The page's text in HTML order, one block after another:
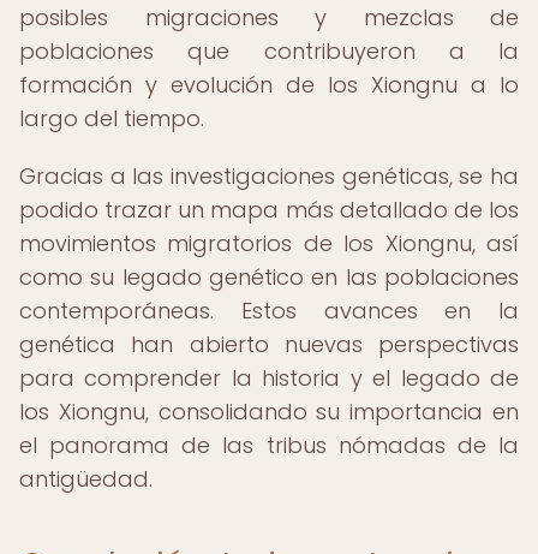
posibles migraciones y mezclas de
poblaciones que contribuyeron a la
formación y evolución de los Xiongnu a lo
largo del tiempo.
Gracias a las investigaciones genéticas, se ha
podido trazar un mapa más detallado de los
movimientos migratorios de los Xiongnu, así
como su legado genético en las poblaciones
contemporáneas. Estos avances en la
genética han abierto nuevas perspectivas
para comprender la historia y el legado de
los Xiongnu, consolidando su importancia en
el panorama de las tribus nómadas de la
antigüedad.